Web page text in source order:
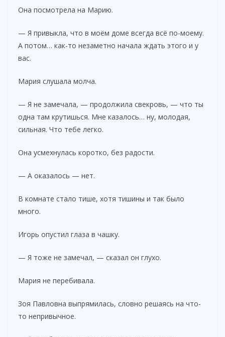
Она посмотрела на Марию.
— Я привыкла, что в моём доме всегда всё по-моему.
А потом… как-то незаметно начала ждать этого и у
вас.
Мария слушала молча.
— Я не замечала, — продолжила свекровь, — что ты
одна там крутишься. Мне казалось… ну, молодая,
сильная. Что тебе легко.
Она усмехнулась коротко, без радости.
— А оказалось — нет.
В комнате стало тише, хотя тишины и так было
много.
Игорь опустил глаза в чашку.
— Я тоже не замечал, — сказал он глухо.
Мария не перебивала.
Зоя Павловна выпрямилась, словно решаясь на что-
то непривычное.